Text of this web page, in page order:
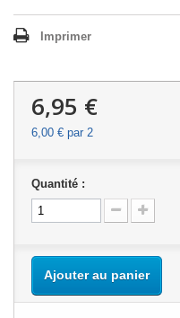
Imprimer
6,95 €
6,00 € par 2
Quantité :
Ajouter au panier